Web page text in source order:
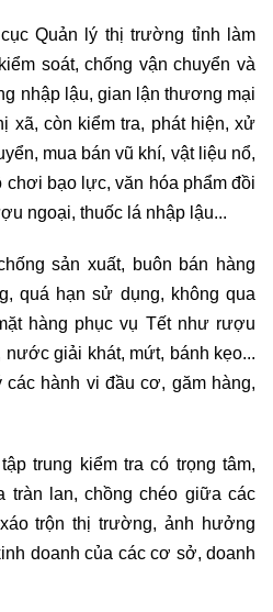
Quản lý thị trường tỉnh làm
soát, chống vận chuyển và
nhập lậu, gian lận thương mại
xã, còn kiểm tra, phát hiện, xử
mua bán vũ khí, vật liệu nổ,
chơi bạo lực, văn hóa phẩm đồi
ngoại, thuốc lá nhập lậu...
sản xuất, buôn bán hàng
quá hạn sử dụng, không qua
hàng phục vụ Tết như rượu
giải khát, mứt, bánh kẹo...
hành vi đầu cơ, găm hàng,
trung kiểm tra có trọng tâm,
tràn lan, chồng chéo giữa các
trộn thị trường, ảnh hưởng
doanh của các cơ sở, doanh